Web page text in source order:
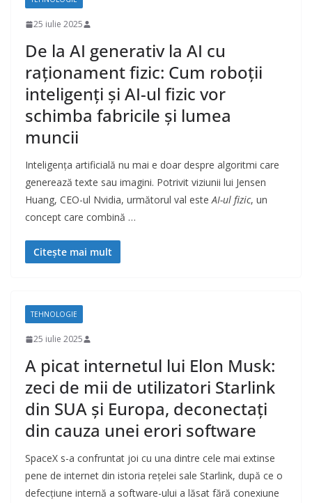
25 iulie 2025
De la AI generativ la AI cu
raționament fizic: Cum roboții
inteligenți și AI-ul fizic vor
schimba fabricile și lumea
muncii
Inteligența artificială nu mai e doar despre algoritmi care
generează texte sau imagini. Potrivit viziunii lui Jensen
Huang, CEO-ul Nvidia, următorul val esteAI-ul fizic, un
concept care combină …
Citește mai mult
TEHNOLOGIE
25 iulie 2025
A picat internetul lui Elon Musk:
zeci de mii de utilizatori Starlink
din SUA și Europa, deconectați
din cauza unei erori software
SpaceX s-a confruntat joi cu una dintre cele mai extinse
pene de internet din istoria rețelei sale Starlink, după ce o
defecțiune internă a software-ului a lăsat fără conexiune